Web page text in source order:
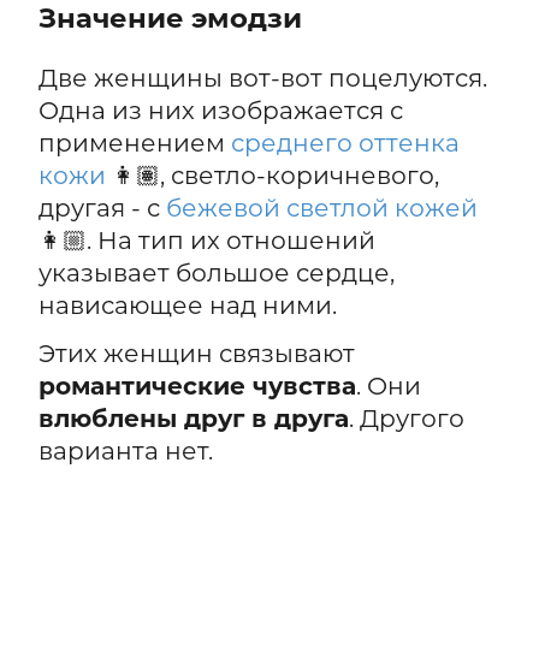
Значение эмодзи
Две женщины вот-вот поцелуются.
Одна из них изображается с
применением среднего оттенка
кожи 👩🏽, светло-коричневого,
другая - с бежевой светлой кожей
👩🏼. На тип их отношений
указывает большое сердце,
нависающее над ними.
Этих женщин связывают
романтические чувства. Они
влюблены друг в друга. Другого
варианта нет.